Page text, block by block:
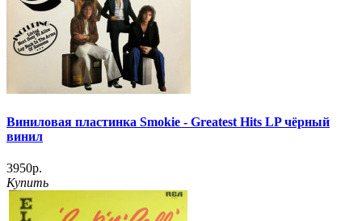
Виниловая пластинка Smokie - Greatest Hits LP чёрный
винил
3950р.
Купить